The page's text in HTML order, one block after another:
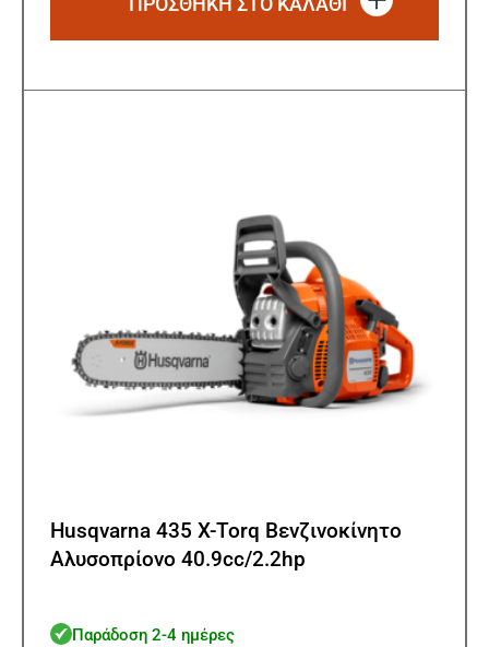
Husqvarna 435 X-Torq Βενζινοκίνητο
Αλυσοπρίονο 40.9cc/2.2hp
Παράδοση 2-4 ημέρες